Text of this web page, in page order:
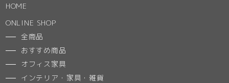
HOME
ONLINE SHOP
全商品
おすすめ商品
オフィス家具
インテリア・家具・雑貨